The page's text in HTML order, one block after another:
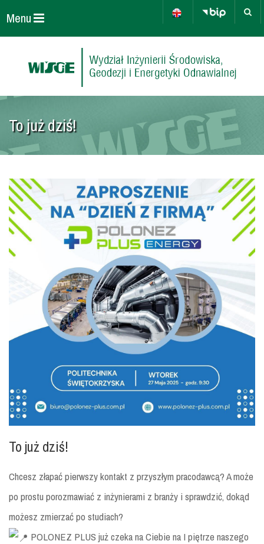
Menu
To już dziś!
To już dziś!
Chcesz złapać pierwszy kontakt z przyszłym pracodawcą? A może
po prostu porozmawiać z inżynierami z branży i sprawdzić, dokąd
możesz zmierzać po studiach?
POLONEZ PLUS już czeka na Ciebie na I piętrze naszego